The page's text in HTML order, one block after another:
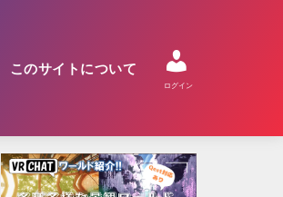
このサイトについて
ログイン